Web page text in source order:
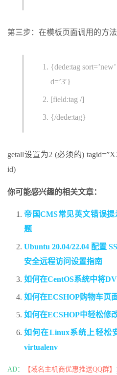
第三步：在模板页面调用的方法
{dede:tag
d=’3′}
[field:tag /]
{/dede:tag}
getall设置为2 (必须的)
id)
你可能感兴趣的相关文章：
帝国CMS常见英文错误
题
Ubuntu 20.04/22.04 配置
安全远程访问设置指南
如何在CentOS系统中将
如何在ECSHOP购物车页
如何在ECSHOP中轻松修
如何在Linux系统上轻松
virtualenv
AD： 【域名主机商优惠推送QQ群】